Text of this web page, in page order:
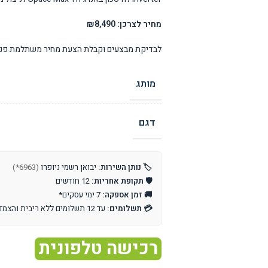
מחיר לצרכן: ₪8,490
לבדיקת מבצעים וקבלת הצעת מחיר משתלמת
מותג
דגם
🏷️ נותן השירות: יבואן רשמי ניופרו (6963*)
🛡️ תקופת אחריות:
🚚 זמן אספקה:
💳 תשלומים: עד 12 תשלומים ללא ריבית והצמדה
רכישה טלפונית